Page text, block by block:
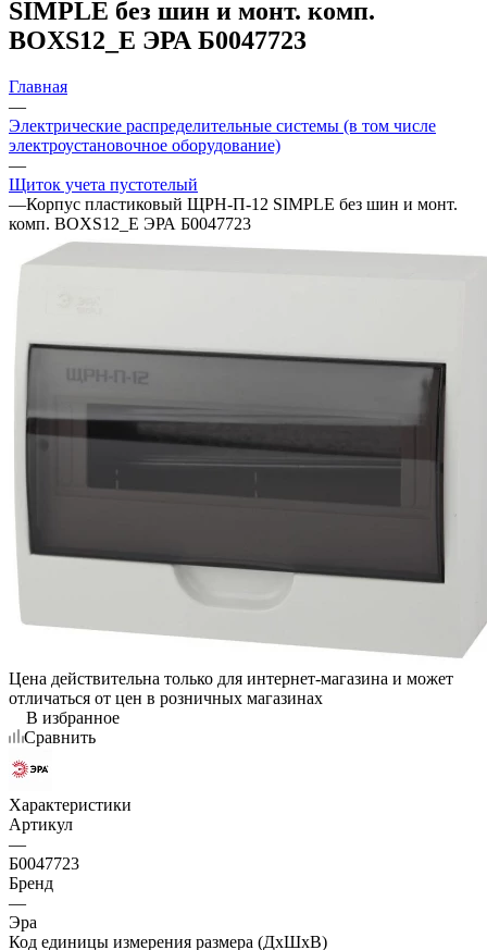
SIMPLE без шин и монт. комп.
BOXS12_E ЭРА Б0047723
Главная
—
Электрические распределительные системы (в том числе
электроустановочное оборудование)
—
Щиток учета пустотелый
—Корпус пластиковый ЩРН-П-12 SIMPLE без шин и монт.
комп. BOXS12_E ЭРА Б0047723
Цена действительна только для интернет-магазина и может
отличаться от цен в розничных магазинах
В избранное
Сравнить
Характеристики
Артикул
—
Б0047723
Бренд
—
Эра
Код единицы измерения размера (ДхШхВ)